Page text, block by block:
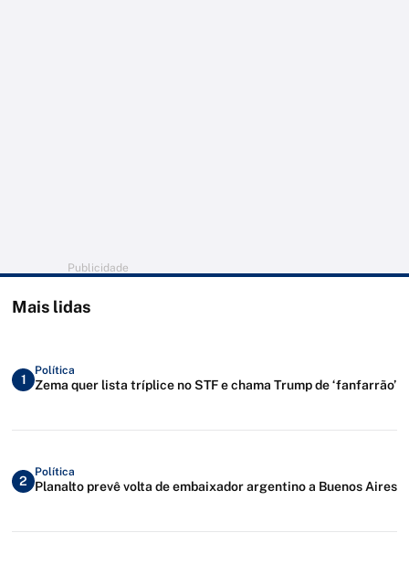
Publicidade
Mais lidas
1
Política
Zema quer lista tríplice no STF e chama Trump de ‘fanfarrão’
2
Política
Planalto prevê volta de embaixador argentino a Buenos Aires